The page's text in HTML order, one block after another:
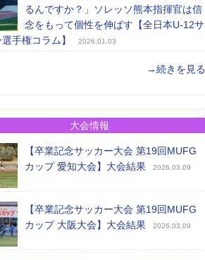
るんですか？」ソレッソ熊本指揮官は信
念をもって個性を伸ばす【全日本U-12サ
手権コラム】
2026.01.03
→続きを見る
大会情報
【卒業記念サッカー大会 第19回MUFG
カップ 愛知大会】大会結果
2026.03.09
【卒業記念サッカー大会 第19回MUFG
カップ 大阪大会】大会結果
2026.03.09